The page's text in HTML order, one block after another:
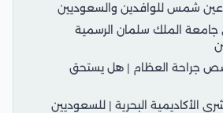
شمس للوافدين والسعوديين
الملك سلمان الرسمية
جراحة العظام | هل يستحق
الأكاديمية البحرية | للسعوديين